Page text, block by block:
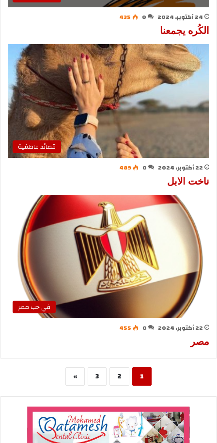
24 أكتوبر، 2024 0
435
الكُره يجمعنا
قصائد عاطفية
22 أكتوبر، 2024 0
489
ناخت الابل
في حب مصر
22 أكتوبر، 2024 0
455
مصر
1
2
3
»